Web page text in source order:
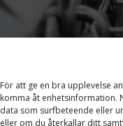
För att ge en bra upplevelse
komma åt enhetsinformation.
data som surfbeteende eller
eller om du återkallar ditt